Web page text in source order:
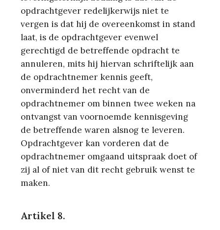
opdrachtgever redelijkerwijs niet te
vergen is dat hij de overeenkomst in stand
laat, is de opdrachtgever evenwel
gerechtigd de betreffende opdracht te
annuleren, mits hij hiervan schriftelijk aan
de opdrachtnemer kennis geeft,
onverminderd het recht van de
opdrachtnemer om binnen twee weken na
ontvangst van voornoemde kennisgeving
de betreffende waren alsnog te leveren.
Opdrachtgever kan vorderen dat de
opdrachtnemer omgaand uitspraak doet of
zij al of niet van dit recht gebruik wenst te
maken.
Artikel 8.